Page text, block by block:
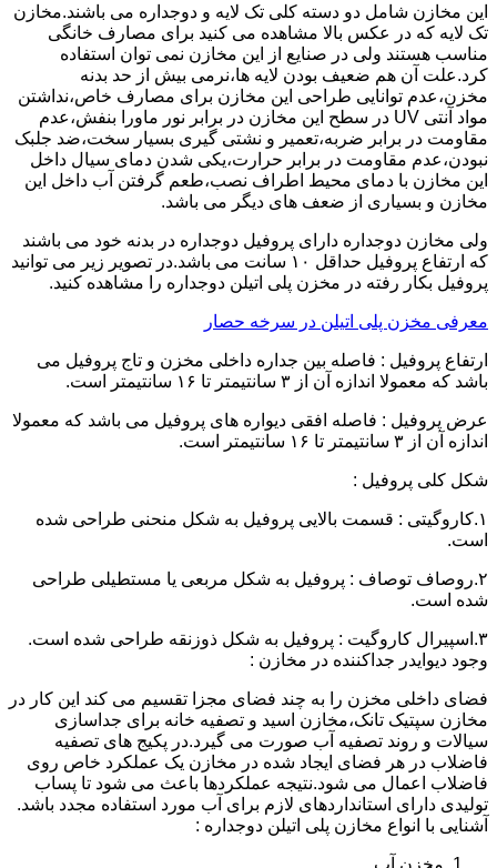
این مخازن شامل دو دسته کلی تک لایه و دوجداره می باشند.مخازن
تک لایه که در عکس بالا مشاهده می کنید برای مصارف خانگی
مناسب هستند ولی در صنایع از این مخازن نمی توان استفاده
کرد.علت آن هم ضعیف بودن لایه ها،نرمی بیش از حد بدنه
مخزن،عدم توانایی طراحی این مخازن برای مصارف خاص،نداشتن
مواد آنتی UV در سطح این مخازن در برابر نور ماورا بنفش،عدم
مقاومت در برابر ضربه،تعمیر و نشتی گیری بسیار سخت،ضد جلبک
نبودن،عدم مقاومت در برابر حرارت،یکی شدن دمای سیال داخل
این مخازن با دمای محیط اطراف نصب،طعم گرفتن آب داخل این
مخازن و بسیاری از ضعف های دیگر می باشد.
ولی مخازن دوجداره دارای پروفیل دوجداره در بدنه خود می باشند
که ارتفاع پروفیل حداقل ۱۰ سانت می باشد.در تصویر زیر می توانید
پروفیل بکار رفته در مخزن پلی اتیلن دوجداره را مشاهده کنید.
معرفی مخزن پلی اتیلن در سرخه حصار
ارتفاع پروفیل : فاصله بین جداره داخلی مخزن و تاج پروفیل می
باشد که معمولا اندازه آن از ۳ سانتیمتر تا ۱۶ سانتیمتر است.
عرض پروفیل : فاصله افقی دیواره های پروفیل می باشد که معمولا
اندازه آن از ۳ سانتیمتر تا ۱۶ سانتیمتر است.
شکل کلی پروفیل :
۱.کاروگیتی : قسمت بالایی پروفیل به شکل منحنی طراحی شده
است.
۲.روصاف توصاف : پروفیل به شکل مربعی یا مستطیلی طراحی
شده است.
۳.اسپیرال کاروگیت : پروفیل به شکل ذوزنقه طراحی شده است.
وجود دیوایدر جداکننده در مخازن :
فضای داخلی مخزن را به چند فضای مجزا تقسیم می کند این کار در
مخازن سپتیک تانک،مخازن اسید و تصفیه خانه برای جداسازی
سیالات و روند تصفیه آب صورت می گیرد.در پکیج های تصفیه
فاضلاب در هر فضای ایجاد شده در مخازن یک عملکرد خاص روی
فاضلاب اعمال می شود.نتیجه عملکردها باعث می شود تا پساب
تولیدی دارای استانداردهای لازم برای آب مورد استفاده مجدد باشد.
آشنایی با انواع مخازن پلی اتیلن دوجداره :
مخزن آب